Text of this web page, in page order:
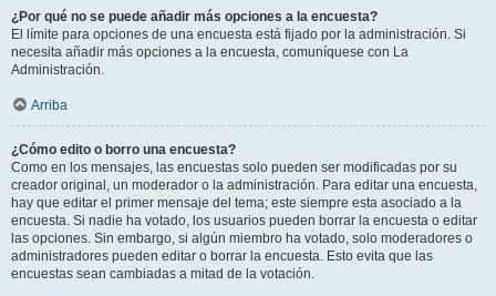
¿Por qué no se puede añadir más opciones a la encuesta?
El límite para opciones de una encuesta está fijado por la administración. Si
necesita añadir más opciones a la encuesta, comuníquese con La
Administración.
Arriba
¿Cómo edito o borro una encuesta?
Como en los mensajes, las encuestas solo pueden ser modificadas por su
creador original, un moderador o la administración. Para editar una encuesta,
hay que editar el primer mensaje del tema; este siempre esta asociado a la
encuesta. Si nadie ha votado, los usuarios pueden borrar la encuesta o editar
las opciones. Sin embargo, si algún miembro ha votado, solo moderadores o
administradores pueden editar o borrar la encuesta. Esto evita que las
encuestas sean cambiadas a mitad de la votación.